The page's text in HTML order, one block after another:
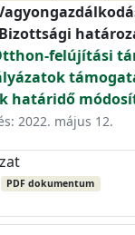
felújítási
határidő
2022. május 12.
PDF dokumentum